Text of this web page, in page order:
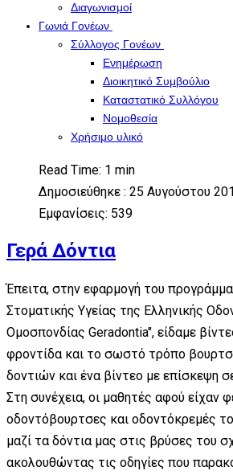
Διαγωνισμοί
Γωνιά Γονέων
Σύλλογος Γονέων
Ενημέρωση
Διοικητικό Συμβούλιο
Καταστατικό Συλλόγου
Νομοθεσία
Χρήσιμο υλικό
Read Time: 1 min
Δημοσιεύθηκε : 25 Αυγούστου
Εμφανίσεις: 539
Γερά Δόντια
Έπειτα, στην εφαρμογή του
Στοματικής Υγείας της Ελληνικής
Ομοσπονδίας Geradontia", είδαμε
φροντίδα και το σωστό τρόπο
δοντιών και ένα βίντεο με επίσκεψη
Στη συνέχεια, οι μαθητές αφού είχαν
οδοντόβουρτσες και οδοντόκρεμές
μαζί τα δόντια μας στις βρύσες του
ακολουθώντας τις οδηγίες που